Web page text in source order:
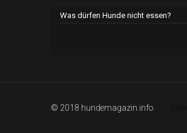
Was dürfen Hunde nicht essen?
© 2018 hundemagazin.info